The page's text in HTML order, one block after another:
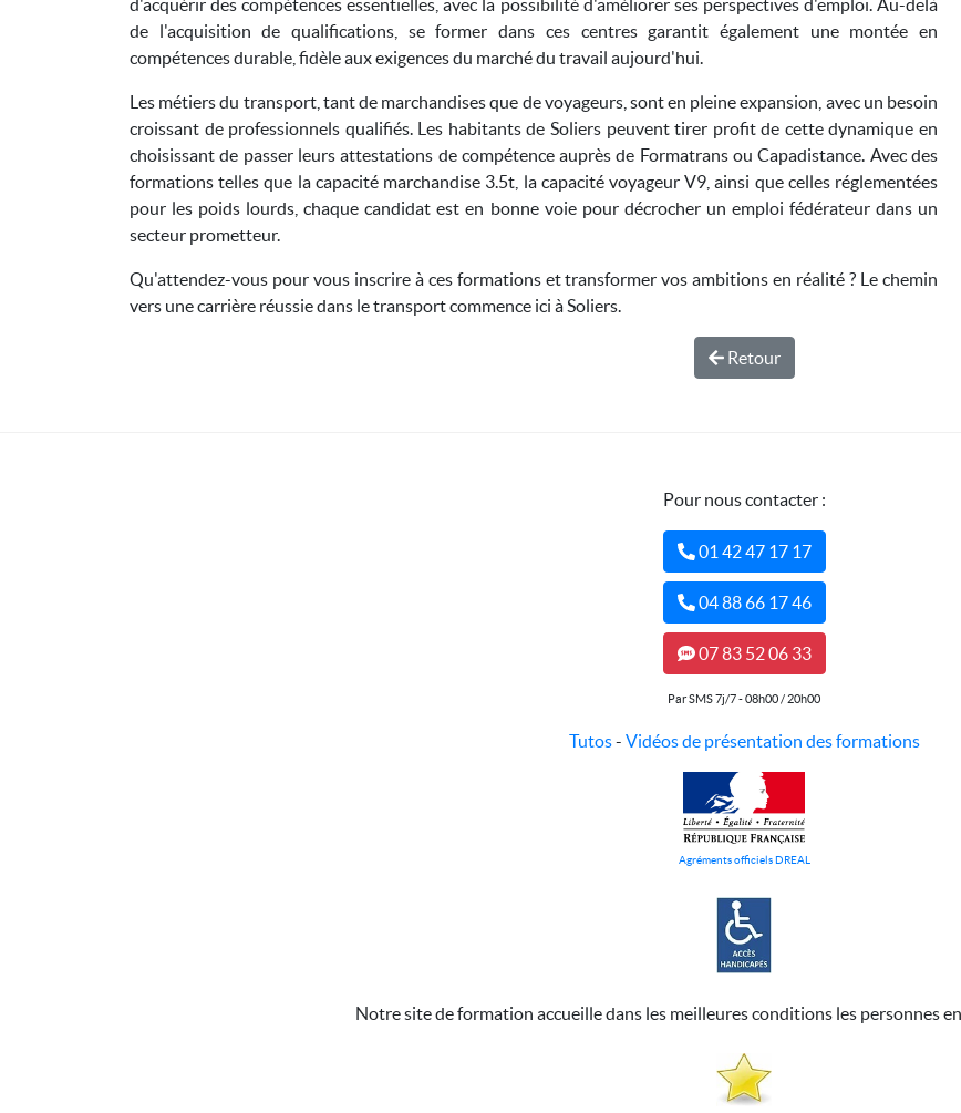
d'acquérir des compétences essentielles, avec la possibilité d'améliorer ses perspectives d'emploi. Au-delà
de l'acquisition de qualifications, se former dans ces centres garantit également une montée en
compétences durable, fidèle aux exigences du marché du travail aujourd'hui.
Les métiers du transport, tant de marchandises que de voyageurs, sont en pleine expansion, avec un besoin
croissant de professionnels qualifiés. Les habitants de Soliers peuvent tirer profit de cette dynamique en
choisissant de passer leurs attestations de compétence auprès de Formatrans ou Capadistance. Avec des
formations telles que la capacité marchandise 3.5t, la capacité voyageur V9, ainsi que celles réglementées
pour les poids lourds, chaque candidat est en bonne voie pour décrocher un emploi fédérateur dans un
secteur prometteur.
Qu'attendez-vous pour vous inscrire à ces formations et transformer vos ambitions en réalité ? Le chemin
vers une carrière réussie dans le transport commence ici à Soliers.
Retour
Pour nous contacter :
01 42 47 17 17
04 88 66 17 46
07 83 52 06 33
Par SMS 7j/7 - 08h00 / 20h00
Tutos- Vidéos de présentation des formations
Agréments officiels DREAL
Notre site de formation accueille dans les meilleures conditions les personnes